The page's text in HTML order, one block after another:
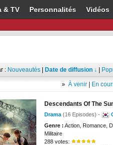
& TV Personnalités Vidéos
: Nouveautés Date de diffusion ↓
» À venir En
Descendants Of The
Drama (16 Episodes) -
Genre : Action, Romance,
Militaire
288 votes: